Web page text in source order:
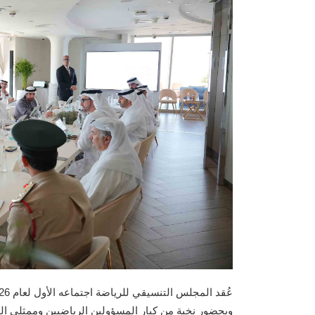
وبحضور نخبة من كبار المسؤولين الرياضيين وممثلي